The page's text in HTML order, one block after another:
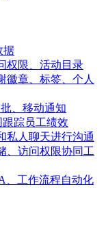
据
权限、活动目录
徽章、标签、个人
、移动通知
踪员工绩效
私人聊天进行沟通
、访问权限协同工
、工作流程自动化